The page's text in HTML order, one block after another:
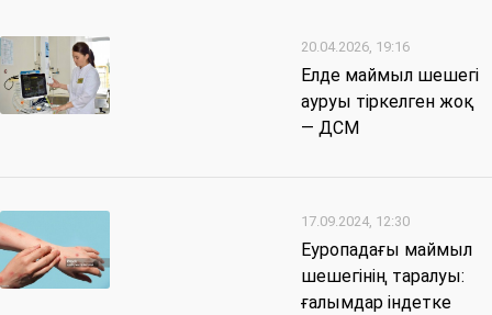
20.04.2026, 19:16
Елде маймыл шешегі
ауруы тіркелген жоқ
— ДСМ
17.09.2024, 12:30
Еуропадағы маймыл
шешегінің таралуы:
ғалымдар індетке